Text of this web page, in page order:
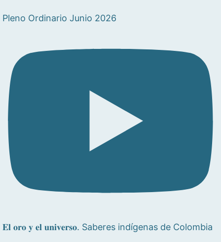
Pleno Ordinario Junio 2026
𝐄𝐥 𝐨𝐫𝐨 𝐲 𝐞𝐥 𝐮𝐧𝐢𝐯𝐞𝐫𝐬𝐨. Saberes indígenas de Colombia